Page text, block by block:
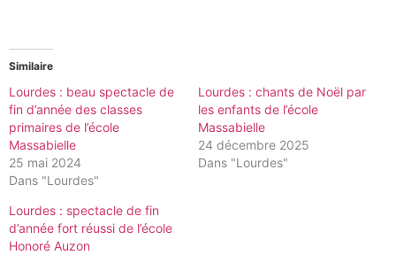
Similaire
Lourdes : beau spectacle de
fin d’année des classes
primaires de l’école
Massabielle
25 mai 2024
Dans "Lourdes"
Lourdes : chants de Noël par
les enfants de l’école
Massabielle
24 décembre 2025
Dans "Lourdes"
Lourdes : spectacle de fin
d’année fort réussi de l’école
Honoré Auzon